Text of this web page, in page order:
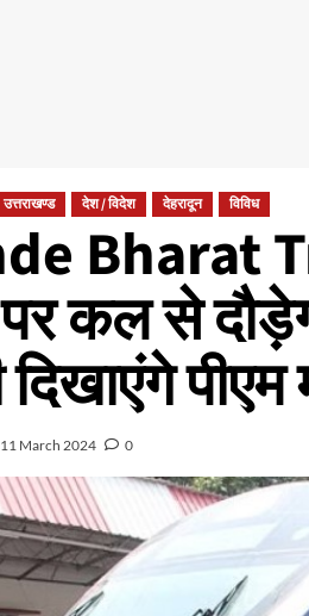
उत्तराखण्ड देश / विदेश देहरादून विविध
Bharat
कल से
पीएम
11 March 2024 0